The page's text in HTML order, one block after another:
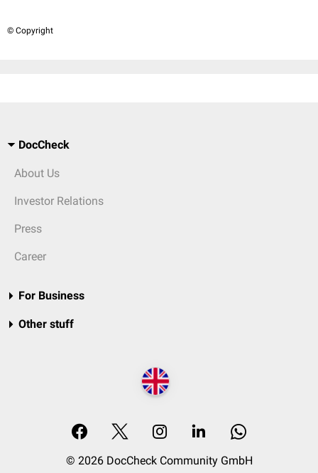
© Copyright
DocCheck
About Us
Investor Relations
Press
Career
For Business
Other stuff
© 2026 DocCheck Community GmbH